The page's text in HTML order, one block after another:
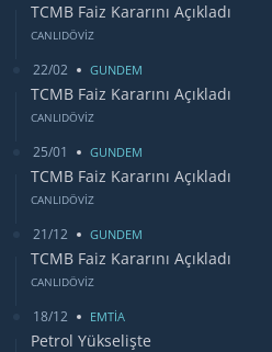
TCMB Faiz Kararını Açıkladı
CANLIDÖVİZ
22/02 GUNDEM
TCMB Faiz Kararını Açıkladı
CANLIDÖVİZ
25/01 GUNDEM
TCMB Faiz Kararını Açıkladı
CANLIDÖVİZ
21/12 GUNDEM
TCMB Faiz Kararını Açıkladı
CANLIDÖVİZ
18/12 EMTİA
Petrol Yükselişte